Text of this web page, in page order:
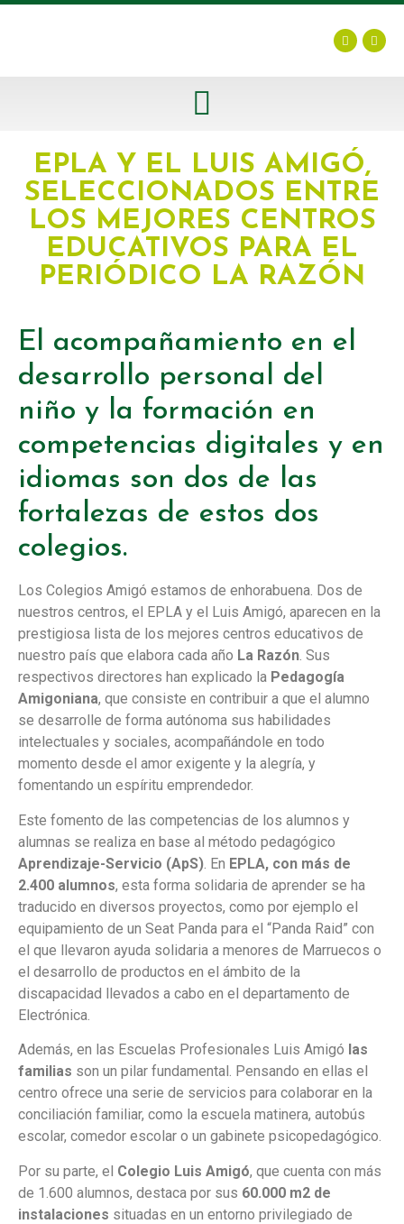
EPLA Y EL LUIS AMIGÓ,
SELECCIONADOS ENTRE
LOS MEJORES CENTROS
EDUCATIVOS PARA EL
PERIÓDICO LA RAZÓN
El acompañamiento en el
desarrollo personal del
niño y la formación en
competencias digitales y en
idiomas son dos de las
fortalezas de estos dos
colegios.
Los Colegios Amigó estamos de enhorabuena. Dos de
nuestros centros, el EPLA y el Luis Amigó, aparecen en la
prestigiosa lista de los mejores centros educativos de
nuestro país que elabora cada año La Razón. Sus
respectivos directores han explicado la Pedagogía
Amigoniana, que consiste en contribuir a que el alumno
se desarrolle de forma autónoma sus habilidades
intelectuales y sociales, acompañándole en todo
momento desde el amor exigente y la alegría, y
fomentando un espíritu emprendedor.
Este fomento de las competencias de los alumnos y
alumnas se realiza en base al método pedagógico
Aprendizaje-Servicio (ApS). En EPLA, con más de
2.400 alumnos, esta forma solidaria de aprender se ha
traducido en diversos proyectos, como por ejemplo el
equipamiento de un Seat Panda para el “Panda Raid” con
el que llevaron ayuda solidaria a menores de Marruecos o
el desarrollo de productos en el ámbito de la
discapacidad llevados a cabo en el departamento de
Electrónica.
Además, en las Escuelas Profesionales Luis Amigó las
familias son un pilar fundamental. Pensando en ellas el
centro ofrece una serie de servicios para colaborar en la
conciliación familiar, como la escuela matinera, autobús
escolar, comedor escolar o un gabinete psicopedagógico.
Por su parte, el Colegio Luis Amigó, que cuenta con más
de 1.600 alumnos, destaca por sus 60.000 m2 de
instalaciones situadas en un entorno privilegiado de